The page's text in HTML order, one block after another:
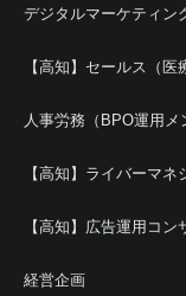
デジタルマーケティン
【高知】セールス（医
人事労務（BPO運用メ
【高知】ライバーマネ
【高知】広告運用コン
経営企画